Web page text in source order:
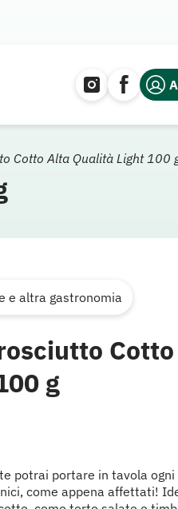
Cotto Alta Qualità Light 100
e altra gastronomia
Cotto
g
potrai portare in tavola ogni
come appena affettati!